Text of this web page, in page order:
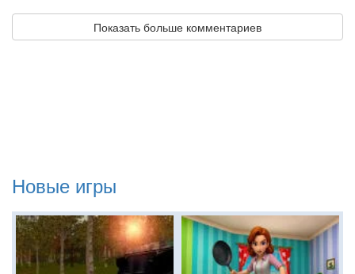
Показать больше комментариев
Новые игры